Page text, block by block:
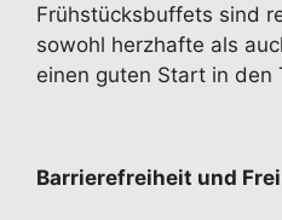
Frühstücksbuffets sind
sowohl herzhafte als
einen guten Start in den
Barrierefreiheit und